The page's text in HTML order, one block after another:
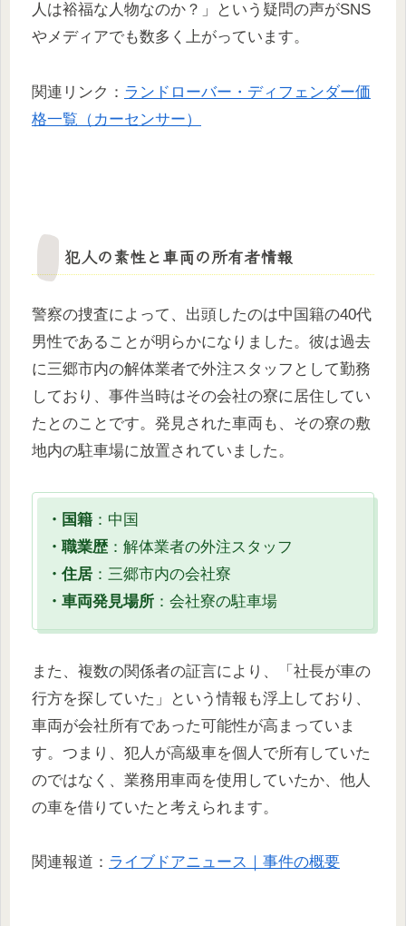
人は裕福な人物なのか？」という疑問の声がSNS
やメディアでも数多く上がっています。
関連リンク： ランドローバー・ディフェンダー価
格一覧（カーセンサー）
犯人の素性と車両の所有者情報
警察の捜査によって、出頭したのは中国籍の40代
男性であることが明らかになりました。彼は過去
に三郷市内の解体業者で外注スタッフとして勤務
しており、事件当時はその会社の寮に居住してい
たとのことです。発見された車両も、その寮の敷
地内の駐車場に放置されていました。
・国籍 ：中国
・職業歴：解体業者の外注スタッフ
・住居 ：三郷市内の会社寮
・車両発見場所 ：会社寮の駐車場
また、複数の関係者の証言により、「社長が車の
行方を探していた」という情報も浮上しており、
車両が会社所有であった可能性が高まっていま
す。つまり、犯人が高級車を個人で所有していた
のではなく、業務用車両を使用していたか、他人
の車を借りていたと考えられます。
関連報道： ライブドアニュース｜事件の概要